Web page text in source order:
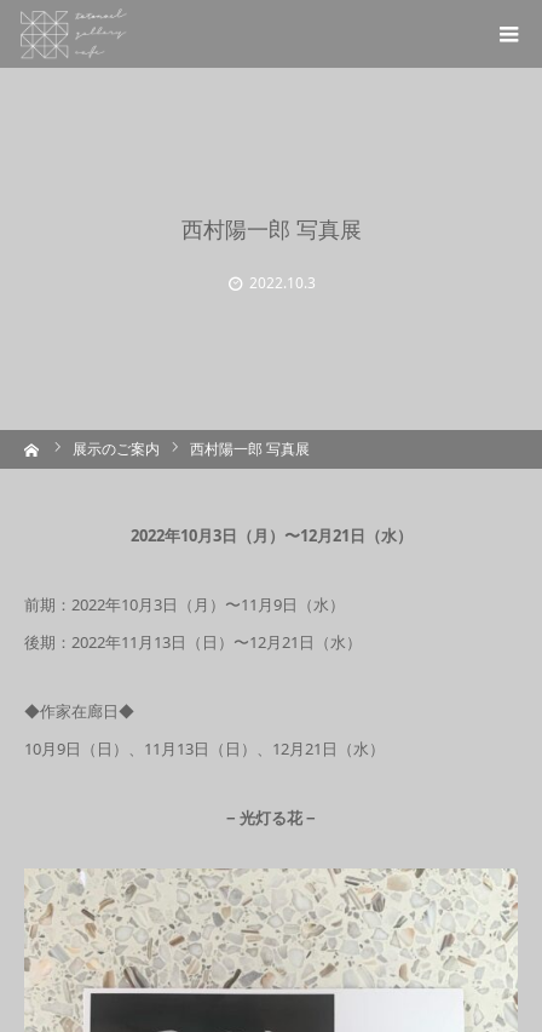
西村陽一郎 写真展
2022.10.3
展示のご案内 西村陽一郎 写真展
2022年10月3日（月）〜12月21日（水）
前期：2022年10月3日（月）〜11月9日（水）
後期：2022年11月13日（日）〜12月21日（水）
◆作家在廊日◆
10月9日（日）、11月13日（日）、12月21日（水）
− 光灯る花 −